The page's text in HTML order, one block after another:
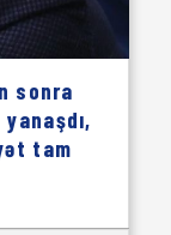
sonra
tam